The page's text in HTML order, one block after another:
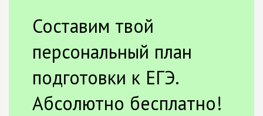
Составим твой
персональный план
подготовки к ЕГЭ.
Абсолютно бесплатно!